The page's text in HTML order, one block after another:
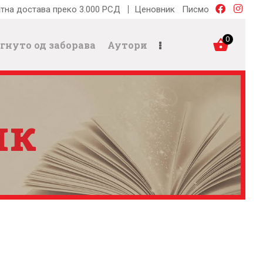
достава преко 3.000 РСД Ценовник Писмо
од заборава Аутори 0